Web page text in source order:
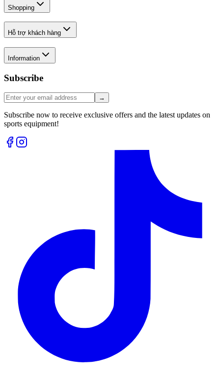
Shopping
Hỗ trợ khách hàng
Information
Subscribe
→
Subscribe now to receive exclusive offers and the latest updates on
sports equipment!